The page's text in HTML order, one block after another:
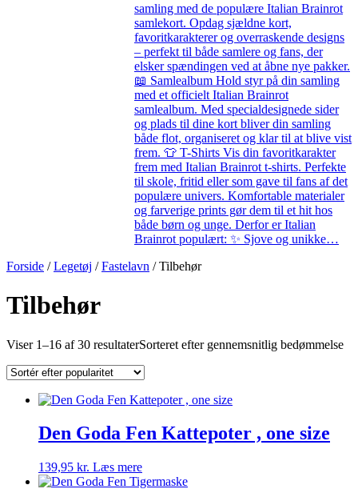
samling med de populære Italian Brainrot
samlekort. Opdag sjældne kort,
favoritkarakterer og overraskende designs
– perfekt til både samlere og fans, der
elsker spændingen ved at åbne nye pakker.
📖 Samlealbum Hold styr på din samling
med et officielt Italian Brainrot
samlealbum. Med specialdesignede sider
og plads til dine kort bliver din samling
både flot, organiseret og klar til at blive vist
frem. 👕 T-Shirts Vis din favoritkarakter
frem med Italian Brainrot t-shirts. Perfekte
til skole, fritid eller som gave til fans af det
populære univers. Komfortable materialer
og farverige prints gør dem til et hit hos
både børn og unge. Derfor er Italian
Brainrot populært: ✨ Sjove og unikke…
Forside /Legetøj /Fastelavn / Tilbehør
Tilbehør
Viser 1–16 af 30 resultaterSorteret efter gennemsnitlig bedømmelse
Den Goda Fen Kattepoter , one size
139,95 kr. Læs mere